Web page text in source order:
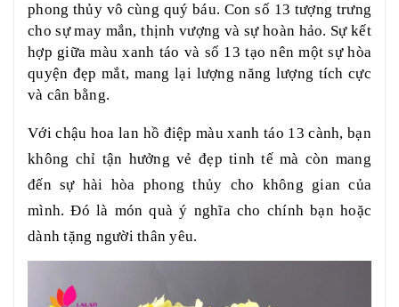
phong thủy vô cùng quý báu. Con số 13 tượng trưng
cho sự may mắn, thịnh vượng và sự hoàn hảo. Sự kết
hợp giữa màu xanh táo và số 13 tạo nên một sự hòa
quyện đẹp mắt, mang lại lượng năng lượng tích cực
và cân bằng.
Với chậu hoa lan hồ điệp màu xanh táo 13 cành, bạn
không chỉ tận hưởng vẻ đẹp tinh tế mà còn mang
đến sự hài hòa phong thủy cho không gian của
mình. Đó là món quà ý nghĩa cho chính bạn hoặc
dành tặng người thân yêu.